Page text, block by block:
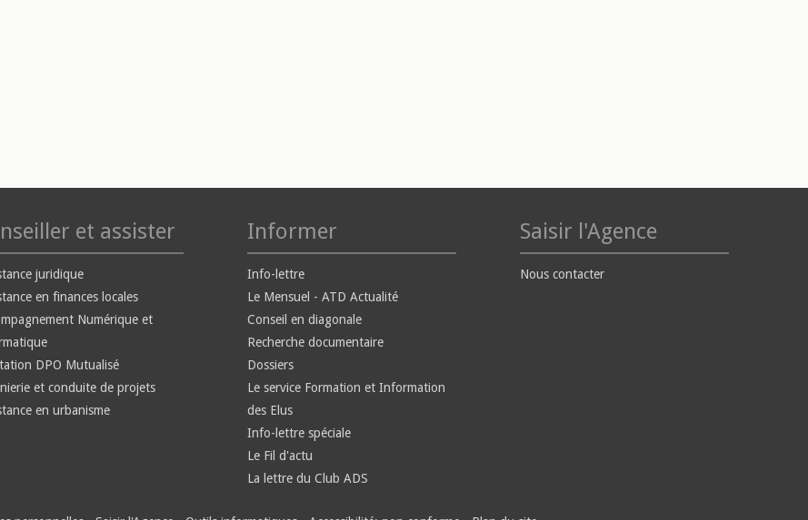
et assister
juridique
en finances locales
Numérique et
DPO Mutualisé
et conduite de projets
en urbanisme
Informer
Info-lettre
Le Mensuel - ATD Actualité
Conseil en diagonale
Recherche documentaire
Dossiers
Le service Formation et Information
des Elus
Info-lettre spéciale
Le Fil d'actu
La lettre du Club ADS
Saisir l'Agence
Nous contacter